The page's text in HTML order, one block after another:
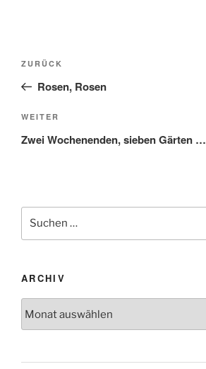
Beitragsnavigation
Vorheriger
Beitrag
ZURÜCK
Rosen, Rosen
Nächster
Beitrag
WEITER
Zwei Wochenenden, sieben Gärten …
Suchen
nach:
ARCHIV